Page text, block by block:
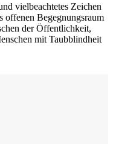
vielbeachtetes Zeichen
offenen Begegnungsraum
der Öffentlichkeit,
mit Taubblindheit